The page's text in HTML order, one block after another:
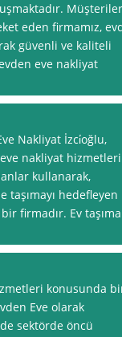
eden firmamız,
güvenli ve kaliteli
eve nakliyat
Nakliyat İzci̇oğlu,
nakliyat hizmetleri
kullanarak,
hedefleyen
firmadır. Ev taşıma
konusunda
Eve olarak
sektörde öncü